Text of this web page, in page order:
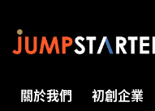
關於我們 初創企業